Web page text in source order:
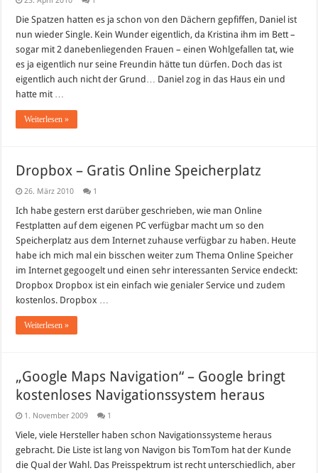
Die Spatzen hatten es ja schon von den Dächern gepfiffen, Daniel ist
nun wieder Single. Kein Wunder eigentlich, da Kristina ihm im Bett –
sogar mit 2 danebenliegenden Frauen – einen Wohlgefallen tat, wie
es ja eigentlich nur seine Freundin hätte tun dürfen. Doch das ist
eigentlich auch nicht der Grund… Daniel zog in das Haus ein und
hatte mit …
Weiterlesen »
Dropbox – Gratis Online Speicherplatz
26. März 2010 1
Ich habe gestern erst darüber geschrieben, wie man Online
Festplatten auf dem eigenen PC verfügbar macht um so den
Speicherplatz aus dem Internet zuhause verfügbar zu haben. Heute
habe ich mich mal ein bisschen weiter zum Thema Online Speicher
im Internet gegoogelt und einen sehr interessanten Service endeckt:
Dropbox Dropbox ist ein einfach wie genialer Service und zudem
kostenlos. Dropbox …
Weiterlesen »
„Google Maps Navigation“ – Google bringt
kostenloses Navigationssystem heraus
1. November 2009 1
Viele, viele Hersteller haben schon Navigationssysteme heraus
gebracht. Die Liste ist lang von Navigon bis TomTom hat der Kunde
die Qual der Wahl. Das Preisspektrum ist recht unterschiedlich, aber